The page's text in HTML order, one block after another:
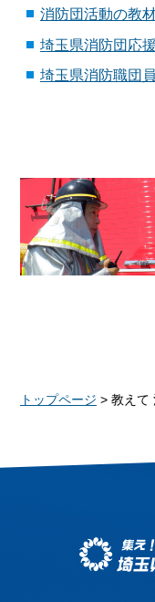
消防団活動の教
埼玉県消防団応
埼玉県消防職団
トップページ > 教えて